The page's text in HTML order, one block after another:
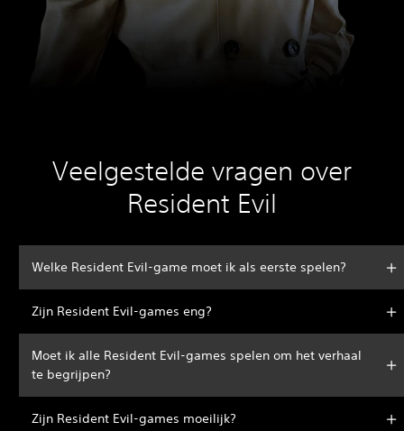
Veelgestelde vragen over
Resident Evil
Welke Resident Evil-game moet ik als eerste spelen?
Zijn Resident Evil-games eng?
Moet ik alle Resident Evil-games spelen om het verhaal
te begrijpen?
Zijn Resident Evil-games moeilijk?